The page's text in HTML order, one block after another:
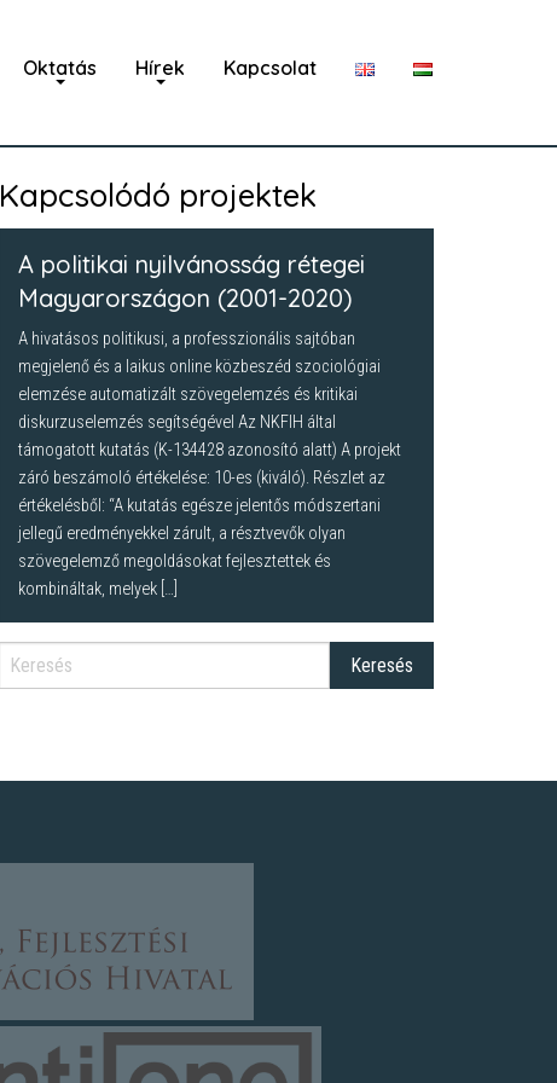
Oktatás Hírek Kapcsolat
Kapcsolódó projektek
A politikai nyilvánosság rétegei
Magyarországon (2001-2020)
A hivatásos politikusi, a professzionális sajtóban
megjelenő és a laikus online közbeszéd szociológiai
elemzése automatizált szövegelemzés és kritikai
diskurzuselemzés segítségével Az NKFIH által
támogatott kutatás (K-134428 azonosító alatt) A projekt
záró beszámoló értékelése: 10-es (kiváló). Részlet az
értékelésből: “A kutatás egésze jelentős módszertani
jellegű eredményekkel zárult, a résztvevők olyan
szövegelemző megoldásokat fejlesztettek és
kombináltak, melyek […]